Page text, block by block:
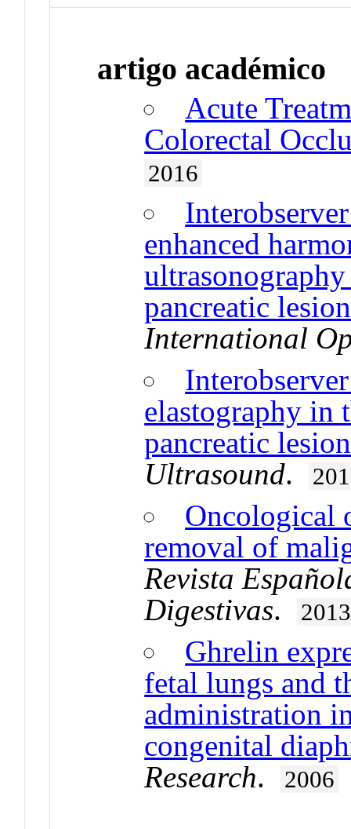
artigo académico
Acute
Colorectal
2016
enhanced
pancreatic
International
elastography in
pancreatic
Ultrasound.
Oncological
removal of
Revista
Digestivas. 2013
Ghrelin
fetal lungs and
administration
congenital
Research. 2006